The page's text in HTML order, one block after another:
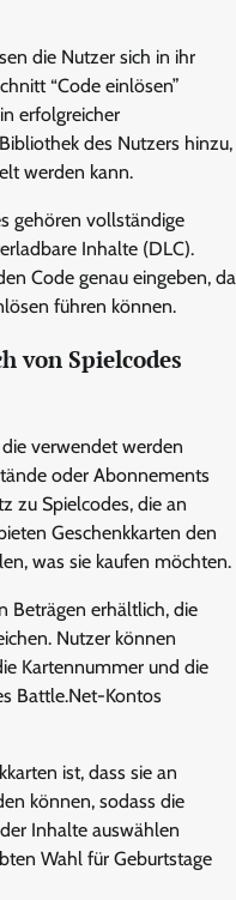
die Nutzer sich in ihr
“Code einlösen”
erfolgreicher
des Nutzers hinzu,
werden kann.
gehören vollständige
Inhalte (DLC).
Code genau eingeben, da
führen können.
von Spielcodes
verwendet werden
oder Abonnements
zu Spielcodes, die an
Geschenkkarten den
was sie kaufen möchten.
Beträgen erhältlich, die
Nutzer können
Kartennummer und die
Battle.Net-Kontos
ist, dass sie an
können, sodass die
Inhalte auswählen
Wahl für Geburtstage